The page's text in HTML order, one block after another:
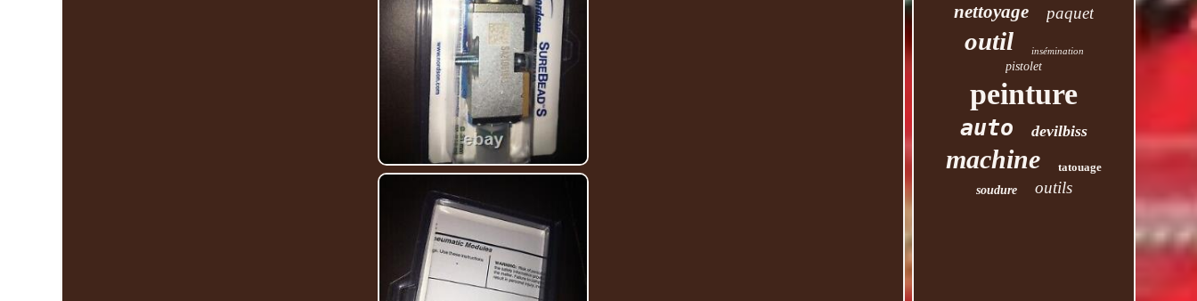
nettoyage paquet
outil insémination
pistolet
peinture
auto devilbiss
machine
tatouage
soudure
outils